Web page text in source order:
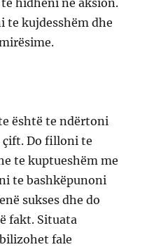
te kujdesshëm dhe
është te ndërtoni
çift. Do filloni te
te kuptueshëm me
te bashkëpunoni
sukses dhe do
fakt. Situata
fale